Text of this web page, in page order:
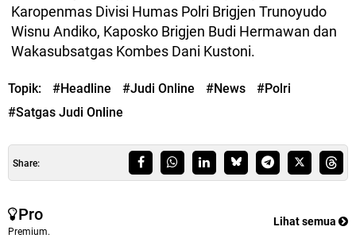
Karopenmas Divisi Humas Polri Brigjen Trunoyudo
Wisnu Andiko, Kaposko Brigjen Budi Hermawan dan
Wakasubsatgas Kombes Dani Kustoni.
Topik: #Headline #Judi Online #News
#Polri
#Satgas Judi Online
Share:
Pro
Premium.
Lihat semua